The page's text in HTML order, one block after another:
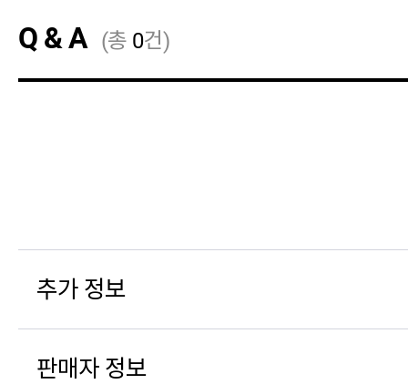
Q & A (총 0건)
추가 정보
판매자 정보